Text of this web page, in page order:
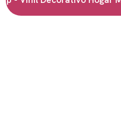
Vinil adhesivo